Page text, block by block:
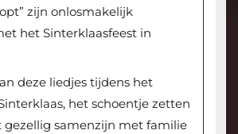
zijn onlosmakelijk
het Sinterklaasfeest in
deze liedjes tijdens het
het schoentje zetten
gezellig samenzijn met familie